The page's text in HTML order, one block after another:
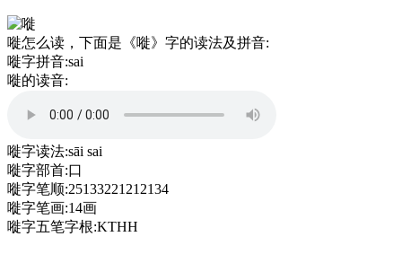
嘥怎么读，下面是《嘥》字的读法及拼音:
嘥字拼音:sai
嘥的读音:
嘥字读法:sāi sai
嘥字部首:口
嘥字笔顺:25133221212134
嘥字笔画:14画
嘥字五笔字根:KTHH